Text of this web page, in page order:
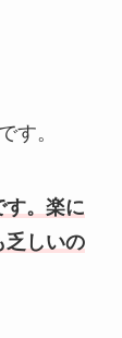
す。
す。楽に
乏しいの